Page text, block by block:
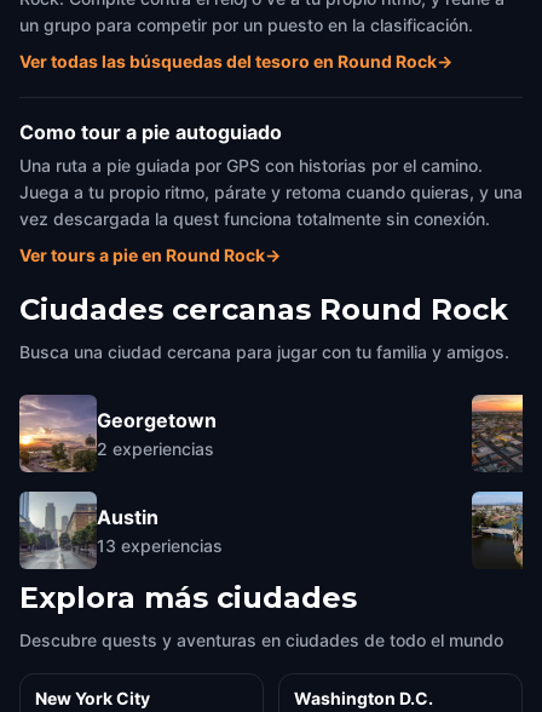
un grupo para competir por un puesto en la clasificación.
Ver todas las búsquedas del tesoro en Round Rock→
Como tour a pie autoguiado
Una ruta a pie guiada por GPS con historias por el camino.
Juega a tu propio ritmo, párate y retoma cuando quieras, y una
vez descargada la quest funciona totalmente sin conexión.
Ver tours a pie en Round Rock→
Ciudades cercanas Round Rock
Busca una ciudad cercana para jugar con tu familia y amigos.
Georgetown
2 experiencias
Austin
13 experiencias
Explora más ciudades
Descubre quests y aventuras en ciudades de todo el mundo
New York City Washington D.C.